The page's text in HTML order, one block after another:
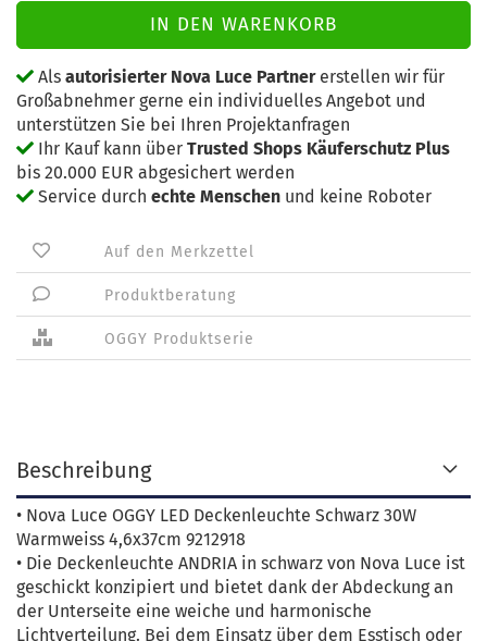
Als autorisierter Nova Luce Partnererstellen wir für
Großabnehmer gerne ein individuelles Angebot und
unterstützen Sie bei Ihren Projektanfragen
Ihr Kauf kann über Trusted Shops Käuferschutz Plus
bis 20.000 EUR abgesichert werden
Service durch echte Menschen und keine Roboter
Auf den Merkzettel
Produktberatung
OGGY Produktserie
Beschreibung
• Nova Luce OGGY LED Deckenleuchte Schwarz 30W
Warmweiss 4,6x37cm 9212918
• Die Deckenleuchte ANDRIA in schwarz von Nova Luce ist
geschickt konzipiert und bietet dank der Abdeckung an
der Unterseite eine weiche und harmonische
Lichtverteilung. Bei dem Einsatz über dem Esstisch oder